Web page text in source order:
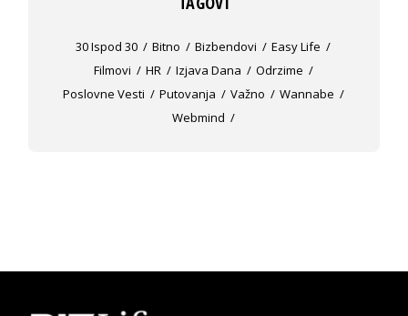
30 Ispod 30 Bitno Bizbendovi
Easy Life
Filmovi
HR Izjava Dana
Odrzime
Poslovne Vesti
Putovanja Važno
Wannabe
Webmind